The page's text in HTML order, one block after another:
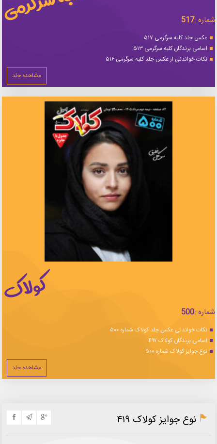
شماره :517
عکس جلد کلبه سرگرمی ۵۱۷
اسامی برندگان کلبه سرگرمی ۵۱۳
نکات خواندنی از عکس جلد کلبه سرگرمی ۵۱۶
مشاهده جلد
شماره :500
نکات خواندنی عکس جلد کولاک شماره ۵۰۰
اسامی برندگان کولاک ۴۹۷
نوع جوایز کولاک شماره ۵۰۰
مشاهده جلد
نوع جوایز کولاک ۴۱۹